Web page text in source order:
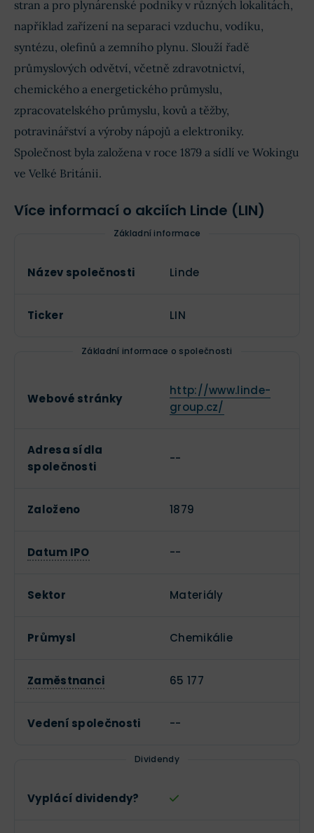
stran a pro plynárenské podniky v různých lokalitách,
například zařízení na separaci vzduchu, vodíku,
syntézu, olefinů a zemního plynu. Slouží řadě
průmyslových odvětví, včetně zdravotnictví,
chemického a energetického průmyslu,
zpracovatelského průmyslu, kovů a těžby,
potravinářství a výroby nápojů a elektroniky.
Společnost byla založena v roce 1879 a sídlí ve Wokingu
ve Velké Británii.
Více informací o akciích Linde (LIN)
Základní informace
Název společnosti Linde
Ticker LIN
Základní informace o společnosti
Webové stránky
http://www.linde-
group.cz/
Adresa sídla
společnosti
--
Založeno 1879
Datum IPO --
Sektor Materiály
Průmysl Chemikálie
Zaměstnanci 65 177
Vedení společnosti --
Dividendy
Vyplácí dividendy?